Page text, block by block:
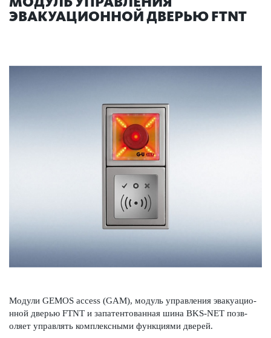
ЭВАКУАЦИОННОЙ ДВЕРЬЮ FTNT
Модули GEMOS access (GAM), модуль управ­ления эвакуацио­
нной дверью FTNT и запатентованная шина BKS-NET позв­
оляет управлять комплексными функциями дверей.